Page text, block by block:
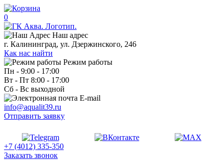
0
Наш адрес
г. Калининград, ул. Дзержинского, 246
Как нас найти
Режим работы
Пн - 9:00 - 17:00
Вт - Пт 8:00 - 17:00
Сб - Вс выходной
E-mail
info@aqualit39.ru
Отправить заявку
+7 (4012) 335-350
Заказать звонок